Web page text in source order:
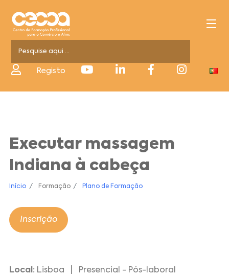
Registo
Executar massagem
Indiana à cabeça
Início Formação Plano de Formação
Inscrição
Local: Lisboa | Presencial - Pós-laboral